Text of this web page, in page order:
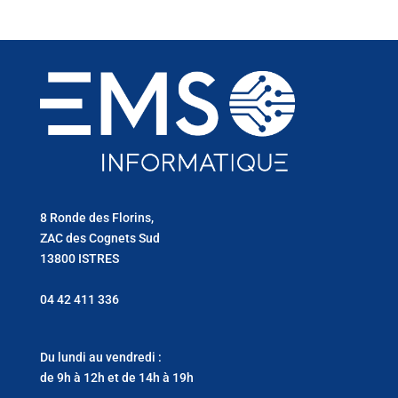
8 Ronde des Florins,
ZAC des Cognets Sud
13800 ISTRES
04 42 411 336
Du lundi au vendredi :
de 9h à 12h et de 14h à 19h